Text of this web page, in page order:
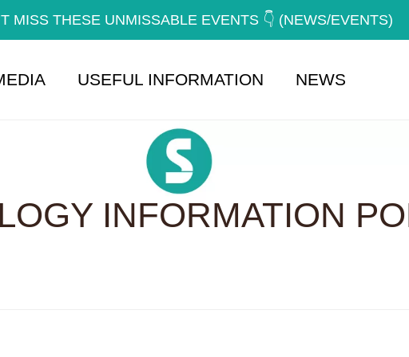
MISS THESE UNMISSABLE EVENTS 👇 (NEWS/EVENTS)
USEFUL INFORMATION NEWS
INFORMATION